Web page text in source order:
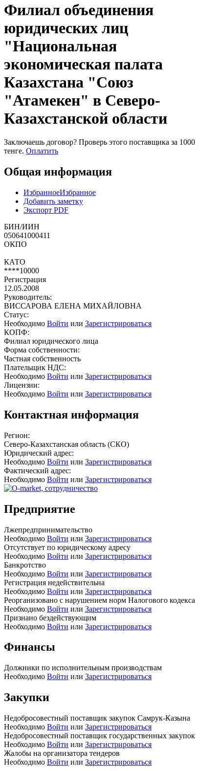
Филиал объединения
юридических лиц
"Национальная
экономическая палата
Казахстана "Союз
"Атамекен" в Северо-
Казахстанской области
Заключаешь договор? Проверь этого поставщика за 1000
тенге. Оплатить
Общая информация
ИзбранноеИзбранное
Добавить заметку
Экспорт PDF
БИН/ИИН
050641000411
ОКПО
КАТО
****10000
Регистрация
12.05.2008
Руководитель:
ВИССАРОВА ЕЛЕНА МИХАЙЛОВНА
Статус:
Необходимо Войти или Зарегистрироваться
КОПФ:
Филиал юридического лица
Форма собственности:
Частная собственность
Плательщик НДС:
Необходимо Войти или Зарегистрироваться
Лицензии:
Необходимо Войти или Зарегистрироваться
Контактная информация
Регион:
Северо-Казахстанская область (СКО)
Юридический адрес:
Необходимо Войти или Зарегистрироваться
Фактический адрес:
Необходимо Войти или Зарегистрироваться
Предприятие
Лжепредпринимательство
Необходимо Войти или Зарегистрироваться
Отсутствует по юридическому адресу
Необходимо Войти или Зарегистрироваться
Банкротство
Необходимо Войти или Зарегистрироваться
Регистрация недействительна
Необходимо Войти или Зарегистрироваться
Реорганизовано с нарушением норм Налогового кодекса
Необходимо Войти или Зарегистрироваться
Признано бездействующим
Необходимо Войти или Зарегистрироваться
Финансы
Должники по исполнительным производствам
Необходимо Войти или Зарегистрироваться
Закупки
Недобросовестный поставщик закупок Самрук-Казына
Необходимо Войти или Зарегистрироваться
Недобросовестный поставщик государственных закупок
Необходимо Войти или Зарегистрироваться
Жалобы на организатора тендеров
Необходимо Войти или Зарегистрироваться